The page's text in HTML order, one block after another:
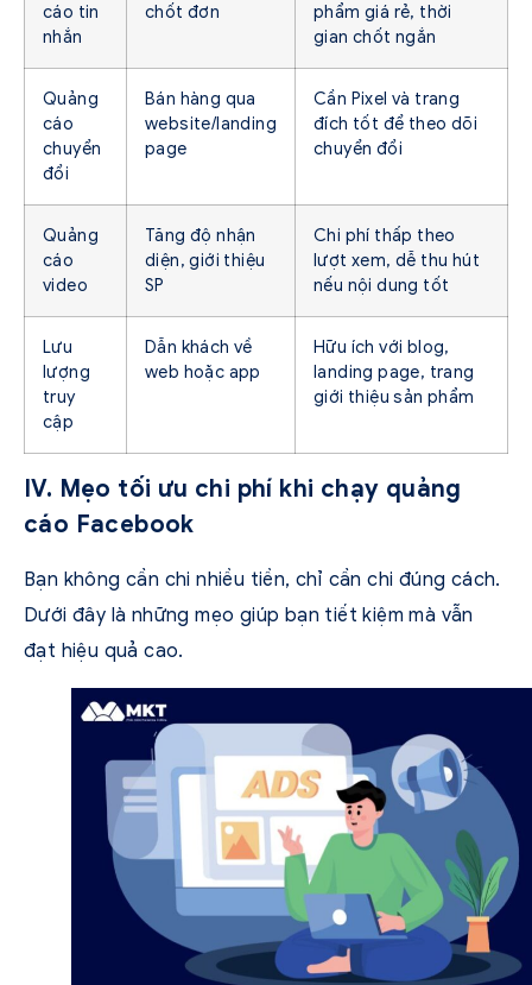
cáo tin
nhắn
chốt đơn
phẩm giá rẻ, thời
gian chốt ngắn
Quảng
cáo
chuyển
đổi
Bán hàng qua
website/landing
page
Cần Pixel và trang
đích tốt để theo dõi
chuyển đổi
Quảng
cáo
video
Tăng độ nhận
diện, giới thiệu
SP
Chi phí thấp theo
lượt xem, dễ thu hút
nếu nội dung tốt
Lưu
lượng
truy
cập
Dẫn khách về
web hoặc app
Hữu ích với blog,
landing page, trang
giới thiệu sản phẩm
IV. Mẹo tối ưu chi phí khi chạy quảng
cáo Facebook
Bạn không cần chi nhiều tiền, chỉ cần chi đúng cách.
Dưới đây là những mẹo giúp bạn tiết kiệm mà vẫn
đạt hiệu quả cao.